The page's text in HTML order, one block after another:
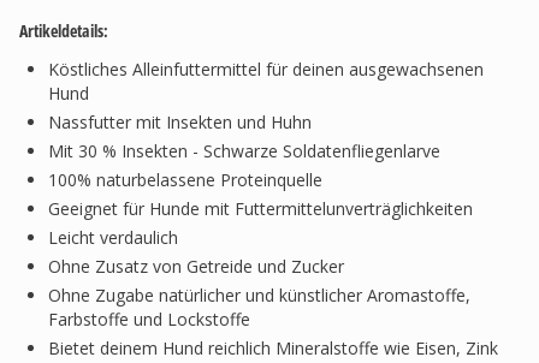
Artikeldetails:
Köstliches Alleinfuttermittel für deinen ausgewachsenen
Hund
Nassfutter mit Insekten und Huhn
Mit 30 % Insekten - Schwarze Soldatenfliegenlarve
100% naturbelassene Proteinquelle
Geeignet für Hunde mit Futtermittelunverträglichkeiten
Leicht verdaulich
Ohne Zusatz von Getreide und Zucker
Ohne Zugabe natürlicher und künstlicher Aromastoffe,
Farbstoffe und Lockstoffe
Bietet deinem Hund reichlich Mineralstoffe wie Eisen, Zink